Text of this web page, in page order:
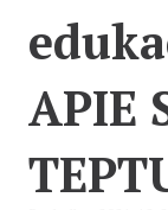
APIE